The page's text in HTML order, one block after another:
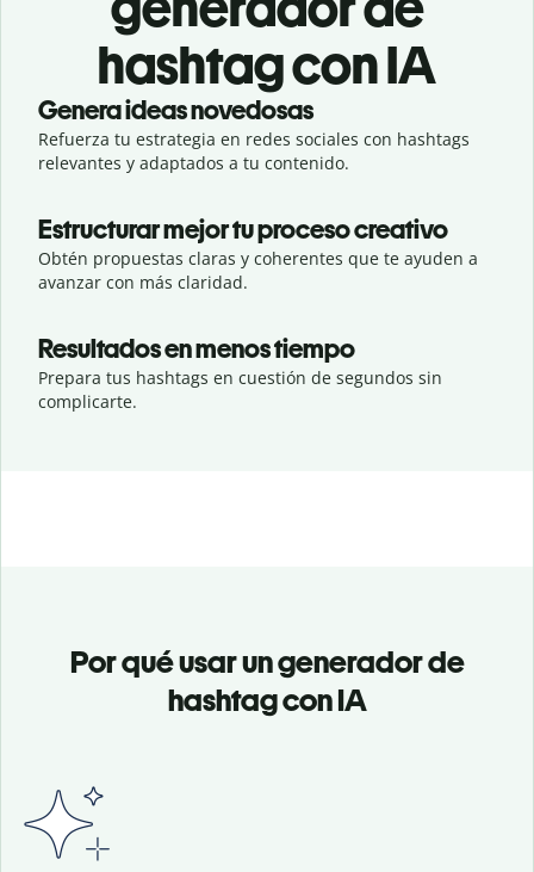
hashtag con IA
Genera ideas novedosas
Refuerza tu estrategia en redes sociales con hashtags
relevantes y adaptados a tu contenido.
Estructurar mejor tu proceso creativo
Obtén propuestas claras y coherentes que te ayuden a
avanzar con más claridad.
Resultados en menos tiempo
Prepara tus hashtags en cuestión de segundos sin
complicarte.
Por qué usar un generador de
hashtag con IA